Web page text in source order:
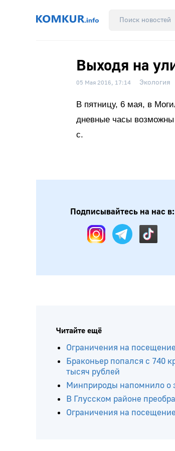
Выходя на
05 Мая 2016, 17:14 Экология
В пятницу, 6 мая, в
дневные часы
с.
Подписывайтесь на нас в:
Читайте ещё
Ограничения на
Браконьер попался с 740
тысяч рублей
Минприроды напомнило о
В Глусском районе
Ограничения на